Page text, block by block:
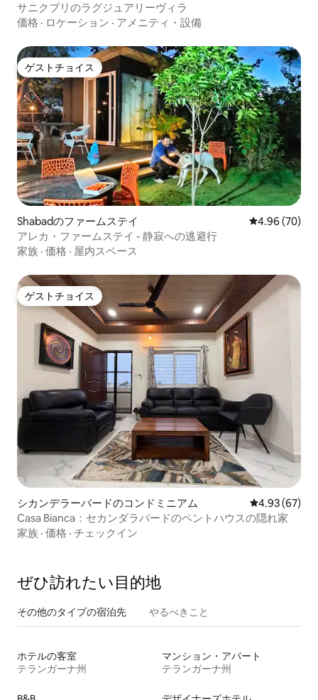
サニクプリのラグジュアリーヴィラ
価格 · ロケーション · アメニティ・設備
ゲストチョイス
ゲストチョイス
Shabadのファームステイ レビュー70
4.96 (70)
アレカ・ファームステイ - 静寂への逃避行
家族 · 価格 · 屋内スペース
ゲストチョイス
ゲストチョイス
シカンデラーバードのコンドミニアム レビュー67
4.93 (67)
Casa Bianca：セカンダラバードのペントハウスの隠れ家
家族 · 価格 · チェックイン
ぜひ訪⁠れ⁠た⁠い目⁠的⁠地
その他のタ⁠イ⁠プ⁠の宿⁠泊⁠先 やるべきこと
ホテルの客室
テランガーナ州
マンション・アパート
テランガーナ州